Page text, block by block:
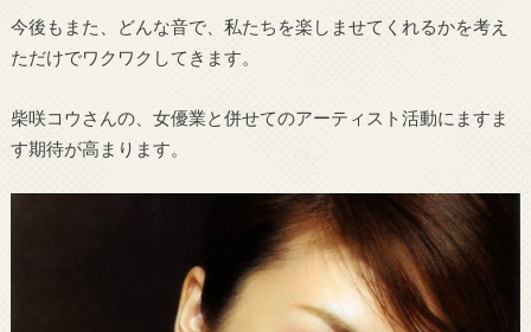
今後もまた、どんな音で、私たちを楽しませてくれるかを考え
ただけでワクワクしてきます。
柴咲コウさんの、女優業と併せてのアーティスト活動にますま
す期待が高まります。